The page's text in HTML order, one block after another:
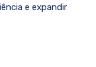
e expandir